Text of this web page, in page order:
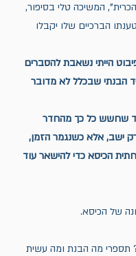
המשיכה טלי בסיפור,
הברכיים שלו יקבלו
הייתי נשאבת להסברים
הבנתי שבכלל לא מדובר
שחשש כל כך מהחדר
ישב, אלא כשנגמר הזמן,
הכיסא כדי להישאר עוד
של הכיסא.
מה הבנת ומה עשית